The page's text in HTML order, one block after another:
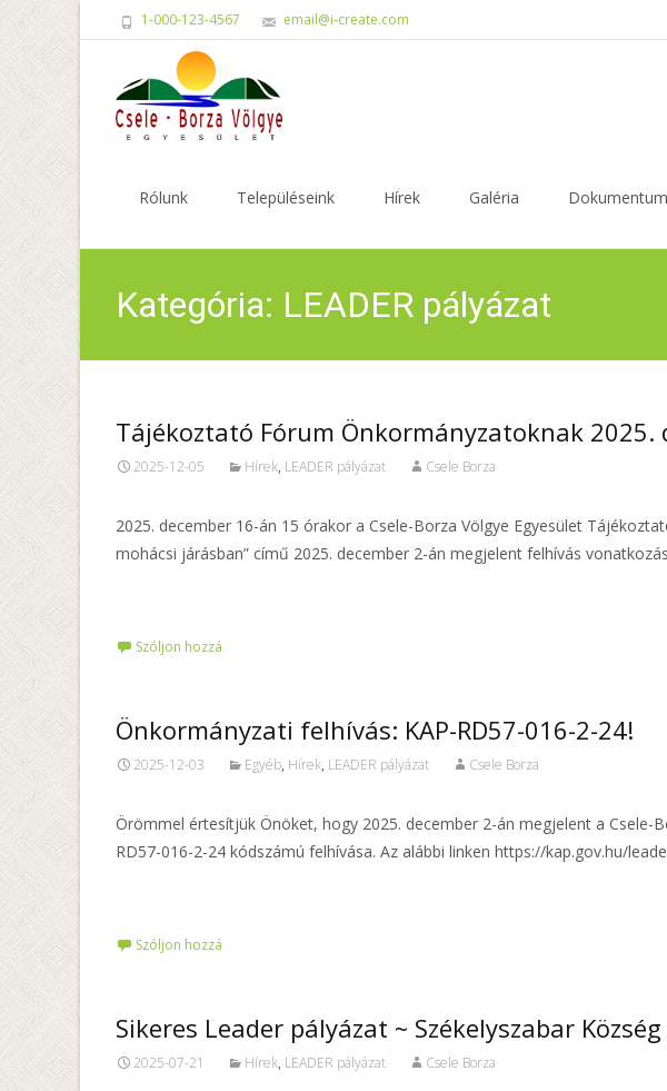
1-000-123-4567 email@i-create.com
Rólunk Településeink Hírek Galéria
Kategória: LEADER pályázat
Tájékoztató Fórum Önkormányzatoknak 2025.
2025-12-05 Hírek, LEADER pályázat Csele Borza
2025. december 16-án 15 órakor a Csele-Borza Völgye Egyesület
mohácsi járásban” című 2025. december 2-án megjelent felhívás
Szóljon hozzá
Önkormányzati felhívás: KAP-RD57-016-2-24!
2025-12-03 Egyéb, Hírek, LEADER pályázat Csele Borza
Örömmel értesítjük Önöket, hogy 2025. december 2-án megjelent a Csele-
RD57-016-2-24 kódszámú felhívása. Az alábbi linken https://kap.gov.hu/
Szóljon hozzá
Sikeres Leader pályázat ~ Székelyszabar
2025-07-21 Hírek, LEADER pályázat Csele Borza